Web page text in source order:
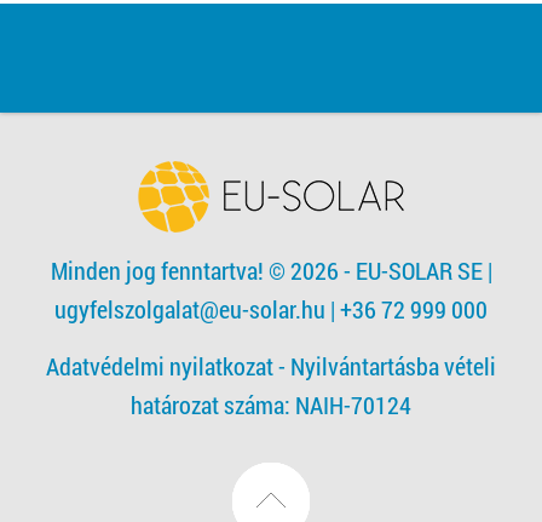
Minden jog fenntartva! © 2026 - EU-SOLAR SE|
ugyfelszolgalat@eu-solar.hu | +36 72 999 000
Adatvédelmi nyilatkozat - Nyilvántartásba vételi
határozat száma: NAIH-70124